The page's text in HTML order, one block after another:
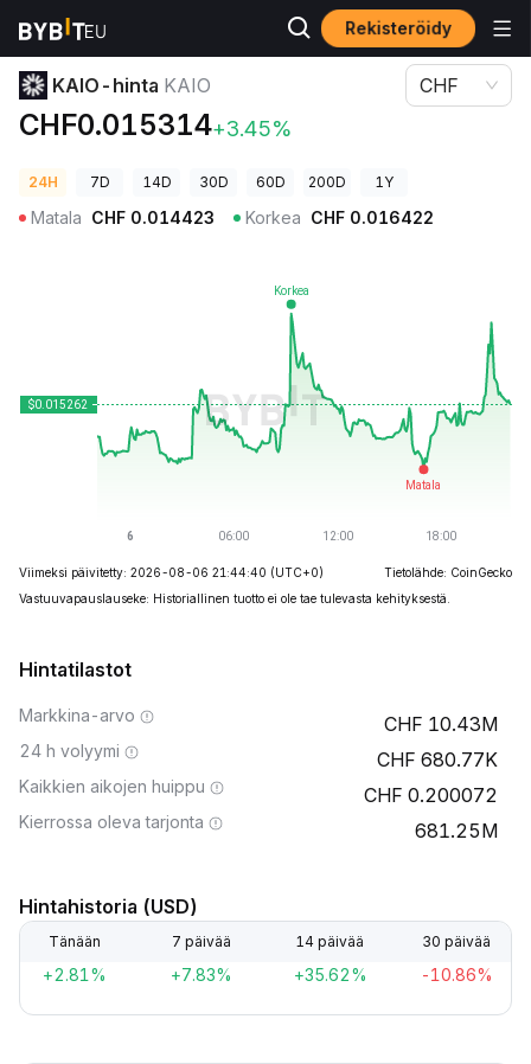
Rekisteröidy
Kryptohinnat
KAIO-hinta KAIO
CHF0.015314+3.45%
CHF
24H 7D 14D 30D 60D 200D 1Y
Matala CHF 0.014423 Korkea CHF 0.016422
Viimeksi päivitetty: 2026-08-06 21:44:40 (UTC+0)
Tietolähde: CoinGecko
Vastuuvapauslauseke: Historiallinen tuotto ei ole tae tulevasta kehityksestä.
Hintatilastot
Markkina-arvo 10.43M
24 h volyymi 680.77K
Kaikkien aikojen huippu 0.200072
Kierrossa oleva tarjonta 681.25M
Hintahistoria (USD)
Tänään 7 päivää 14 päivää 30 päivää
+2.81% +7.83% +35.62% -10.86%